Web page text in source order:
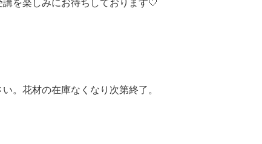
を楽しみにお待ちしております🤍⁡
。花材の在庫なくなり次第終了。⁡